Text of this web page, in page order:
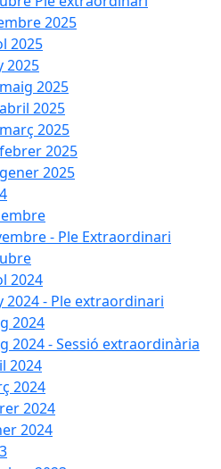
2025
2025
2025
2025
2025
2025
2025
2025
- Ple Extraordinari
2024
2024 - Ple extraordinari
2024
2024 - Sessió extraordinària
2024
2024
2024
2024